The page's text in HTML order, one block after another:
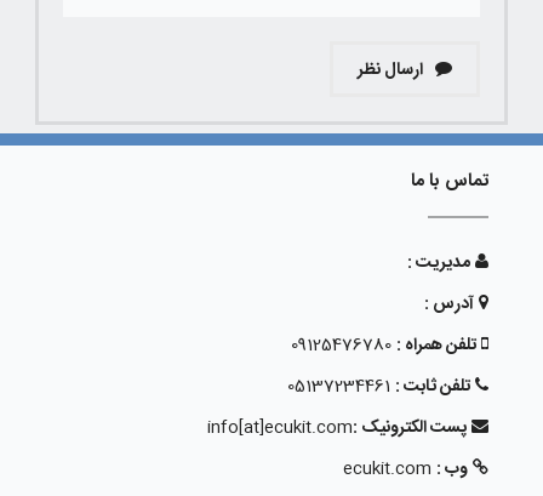
ارسال نظر
تماس با ما
مدیریت :
آدرس :
تلفن همراه : 09125476780
تلفن ثابت : 05137234461
پست الکترونیک :info[at]ecukit.com
وب : ecukit.com